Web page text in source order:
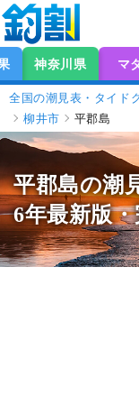
神奈川県 マ
全国の潮見表・タイド
柳井市
平郡島
平郡島の潮
6年最新版